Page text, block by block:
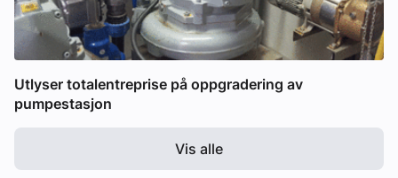
Utlyser totalentreprise på oppgradering av
pumpestasjon
Vis alle